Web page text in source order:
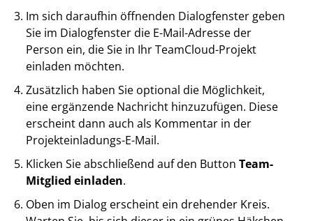
Im sich daraufhin öffnenden Dialogfenster geben
Sie im Dialogfenster die E-Mail-Adresse der
Person ein, die Sie in Ihr TeamCloud-Projekt
einladen möchten.
Zusätzlich haben Sie optional die Möglichkeit,
eine ergänzende Nachricht hinzuzufügen. Diese
erscheint dann auch als Kommentar in der
Projekteinladungs-E-Mail.
Klicken Sie abschließend auf den ButtonTeam-
Mitglied einladen.
Oben im Dialog erscheint ein drehender Kreis.